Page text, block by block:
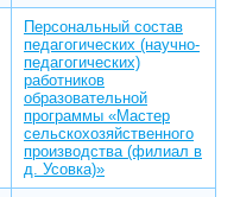
Персональный состав
педагогических (научно-
педагогических)
работников
образовательной
программы «Мастер
сельскохозяйственного
производства (филиал в
д. Усовка)»